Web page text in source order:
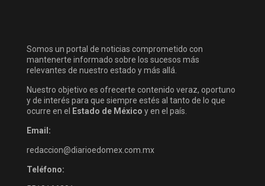
Somos un portal de noticias comprometido con
mantenerte informado sobre los sucesos más
relevantes de nuestro estado y más allá.
Nuestro objetivo es ofrecerte contenido veraz, oportuno
y de interés para que siempre estés al tanto de lo que
ocurre en el
Estado de México y en el país.
Email:
redaccion@diarioedomex.com.mx
Teléfono: